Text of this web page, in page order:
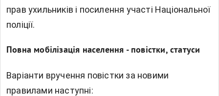
прав ухильників і посилення участі Національної
поліції.
Повна мобілізація населення - повістки, статуси
Варіанти вручення повістки за новими
правилами наступні: